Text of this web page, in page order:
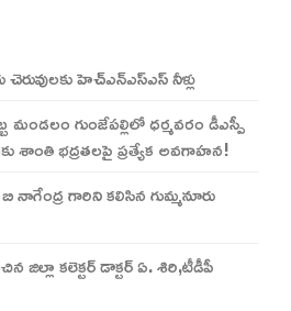
హెచ్ఎన్ఎస్ఎస్ నీళ్లు
మండలం గుంజేపల్లిలో ధర్మవరం డీఎస్పీ
శాంతి భద్రతలపై ప్రత్యేక అవగాహన!
బి నాగేంద్ర గారిని కలిసిన గుమ్మనూరు
జిల్లా కలెక్టర్ డాక్టర్ ఏ. శిరి,టీడీపీ